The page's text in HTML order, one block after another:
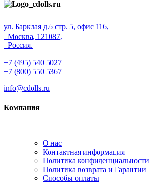
ул. Барклая д.6 стр. 5, офис 116,
Москва, 121087,
Россия.
+7 (495) 540 5027
+7 (800) 550 5367
info@cdolls.ru
Компания
О нас
Контактная информация
Политика конфиденциальности
Политика возврата и Гарантии
Способы оплаты